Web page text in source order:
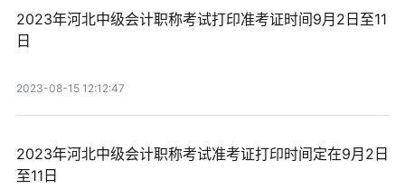
2023年河北中级会计职称考试打印准考证时间9月2日至11
日
2023-08-15 12:12:47
2023年河北中级会计职称考试准考证打印时间定在9月2日
至11日